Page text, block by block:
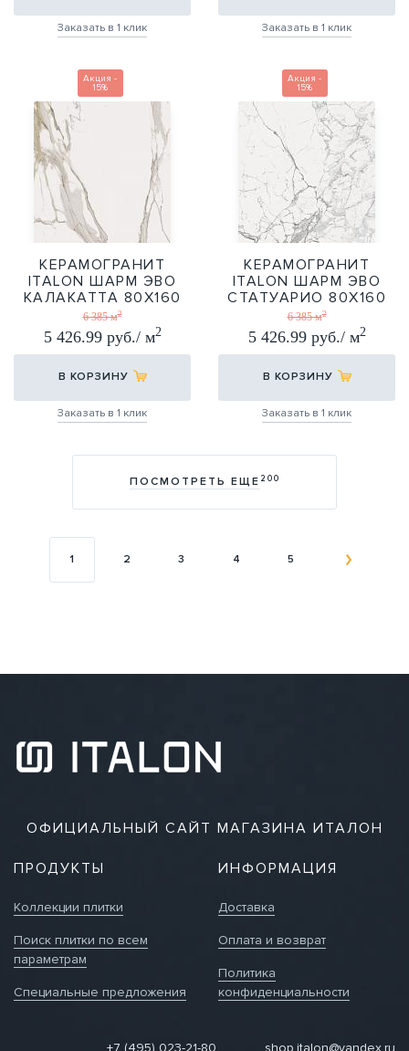
Заказать в 1 клик Заказать в 1 клик
Акция -
15%
КЕРАМОГРАНИТ
ITALON ШАРМ ЭВО
КАЛАКАТТА 80Х160
80Х160
6 385 м2
5 426.99 руб./ м2
В КОРЗИНУ
Заказать в 1 клик
Акция -
15%
КЕРАМОГРАНИТ
ITALON ШАРМ ЭВО
СТАТУАРИО 80Х160
80Х160
6 385 м2
5 426.99 руб./ м2
В КОРЗИНУ
Заказать в 1 клик
ПОСМОТРЕТЬ ЕЩЕ 200
1 2 3 4 5
ОФИЦИАЛЬНЫЙ САЙТ МАГАЗИНА ИТАЛОН
ИНФОРМАЦИЯ
Доставка
Оплата и возврат
Политика
конфиденциальности
ПРОДУКТЫ
Коллекции плитки
Поиск плитки по всем
параметрам
Специальные предложения
+7 (495) 023-21-80 shop.italon@yandex.ru